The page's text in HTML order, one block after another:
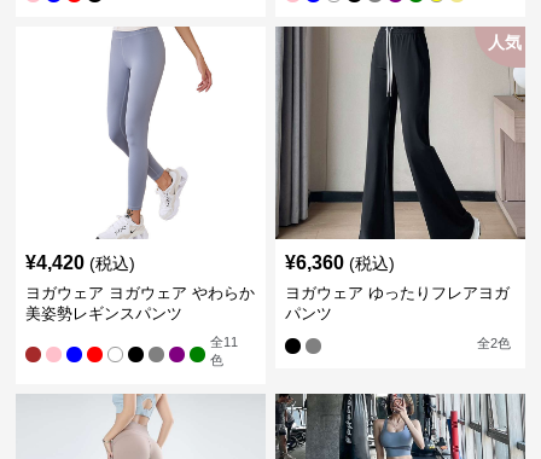
¥4,420 (税込)
ヨガウェア ヨガウェア やわらか
美姿勢レギンスパンツ
全11
色
人気
¥6,360 (税込)
ヨガウェア ゆったりフレアヨガ
パンツ
全2色